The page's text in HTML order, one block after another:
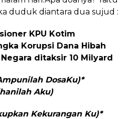
duduk diantara dua sujud :
KPU Kotim
Korupsi Dana Hibah
ditaksir 10 Milyard
DosaKu)*
Aku)
Kekurangan Ku)*